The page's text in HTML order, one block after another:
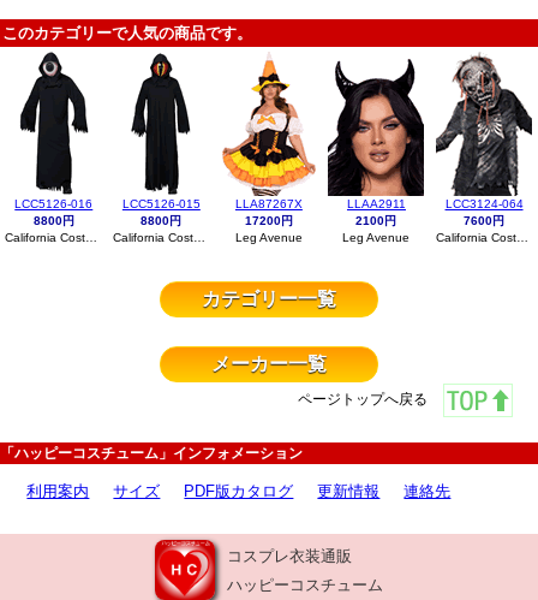
このカテゴリーで人気の商品です。
LCC5126-016
8800円
California Costumes
LCC5126-015
8800円
California Costumes
LLA87267X
17200円
Leg Avenue
LLAA2911
2100円
Leg Avenue
LCC3124-064
7600円
California Costumes
カテゴリー一覧
メーカー一覧
ページトップへ戻る
「ハッピーコスチューム」インフォメーション
利用案内 サイズ PDF版カタログ 更新情報 連絡先
コスプレ衣装通販
ハッピーコスチューム